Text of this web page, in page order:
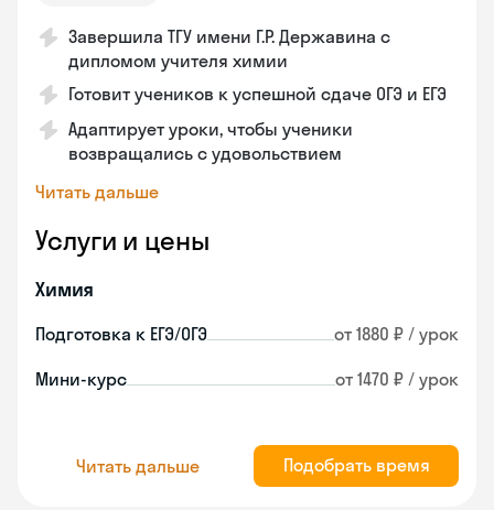
Завершила ТГУ имени Г.Р. Державина с
дипломом учителя химии
Готовит учеников к успешной сдаче ОГЭ и ЕГЭ
Адаптирует уроки, чтобы ученики
возвращались с удовольствием
Читать дальше
Услуги и цены
Химия
Подготовка к ЕГЭ/ОГЭ от 1880 ₽ / урок
Мини-курс от 1470 ₽ / урок
Читать дальше Подобрать время